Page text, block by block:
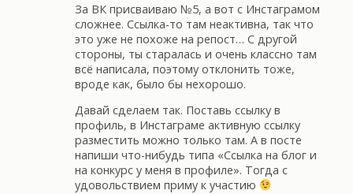
За ВК присваиваю №5, а вот с Инстаграмом
сложнее. Ссылка-то там неактивна, так что
это уже не похоже на репост… С другой
стороны, ты старалась и очень классно там
всё написала, поэтому отклонить тоже,
вроде как, было бы нехорошо.
Давай сделаем так. Поставь ссылку в
профиль, в Инстаграме активную ссылку
разместить можно только там. А в посте
напиши что-нибудь типа «Ссылка на блог и
на конкурс у меня в профиле». Тогда с
удовольствием приму к участию